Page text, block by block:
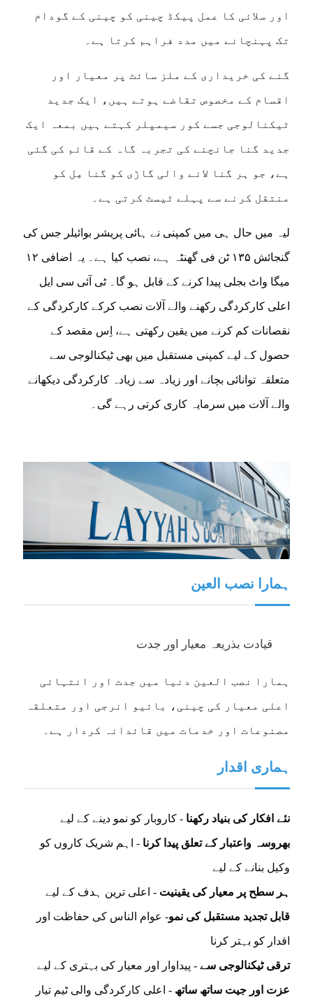
اور سلائی کا عمل پیکڈ چینی کو چینی کے گودام
تک پہنچانے میں مدد فراہم کرتا ہے۔
گنے کی خریداری کے ملز سائٹ پر معیار اور
اقسام کے مخصوص تقاضے ہوتے ہیں، ایک جدید
ٹیکنالوجی جسے کور سیمپلر کہتے ہیں بمعہ ایک
جدید گنا جانچنے کی تجربہ گاہ کے قائم کی گئی
ہے، جو ہر گنا لانے والی گاڑی کو گنا مِل کو
منتقل کرنے سے پہلے ٹیسٹ کرتی ہے۔
لیہ میں حال ہی میں کمپنی نے ہائی پریشر بوائیلر جس کی
گنجائش ۱۳۵ ٹن فی گھنٹہ ہے، نصب کیا ہے۔ یہ اضافی ۱۲
میگا واٹ بجلی پیدا کرنے کے قابل ہو گا۔ ٹی آئی سی ایل
اعلی کارکردگی رکھنے والے آلات نصب کرکے کارکردگی کے
نقصانات کم کرنے میں یقین رکھتی ہے، اِس مقصد کے
حصول کے لیے کمپنی مستقبل میں بھی ٹیکنالوجی سے
متعلقہ توانائی بچانے اور زیادہ سے زیادہ کارکردگی دیکھانے
والے آلات میں سرمایہ کاری کرتی رہے گی۔
ہمارا نصب العین
قیادت بذریعہ معیار اور جدت
ہمارا نصب العین دنیا میں جدت اور انتہائی
اعلی معیار کی چینی، بائیو انرجی اور متعلقہ
مصنوعات اور خدمات میں قائدانہ کردار ہے۔
ہماری اقدار
نئے افکار کی بنیاد رکھنا - کاروبار کو نمو دینے کے لیے
بھروسہ واعتبار کے تعلق پیدا کرنا - اہم شریک کاروں کو
وکیل بنانے کے لیے
ہر سطح پر معیار کی یقینیت - اعلی ترین ہدف کے لیے
قابل تجدید مستقبل کی نمو- عوام الناس کی حفاظت اور
اقدار کو بہتر کرنا
ترقی ٹیکنالوجی سے - پیداوار اور معیار کی بہتری کے لیے
عزت اور جیت ساتھ ساتھ - اعلی کارکردگی والی ٹیم تیار